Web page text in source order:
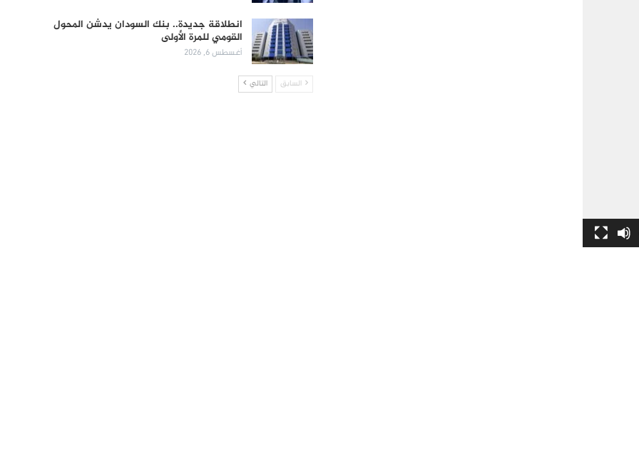
انطلاقة جديدة.. بنك السودان يدشن المحول
القومي للمرة الأولى
أغسطس 6, 2026
السابق التالي